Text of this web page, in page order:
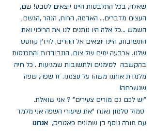
שאלה, בכל התלבטות היינו יוצאים לטבע! שם,
העצים מדברים... האדמה, הרוח, הנהר ,הגשם,
השמש ...כל אלה היו נותנים לנו את הריפוי ואת
התשובות, היינו יוצאים אל ההרים, לויז'ן קווסט
שלנו. ארבעה ימים של צום, התבודדות והתכנסות
בהקשבה  לסימנים ולתשובות שמגיעות . כל חיה
מלמדת אותנו משהו על עצמנו. זו שפה, שפה
שנשכחה!
"יש לכם גם מורים צעירים" ? אני שואלת.
סמול סלמון נאנח "את שיעורי השפה אני מלמד
עם מורה נוסף בן שמונים פאטריק, אנחנו